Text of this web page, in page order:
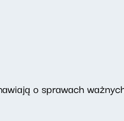
o sprawach